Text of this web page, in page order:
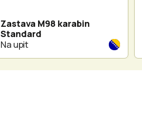
Zastava M98 karabin
Standard
Na upit